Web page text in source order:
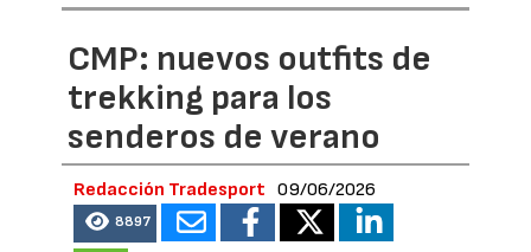
CMP: nuevos outfits de
trekking para los
senderos de verano
Redacción Tradesport 09/06/2026
8897